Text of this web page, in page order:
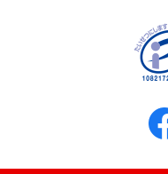
反社会的勢力に対する基本方針
書面による個人情報の開示等の